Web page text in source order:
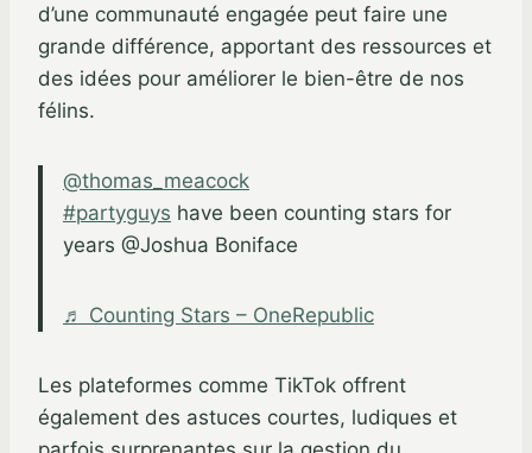
d’une communauté engagée peut faire une
grande différence, apportant des ressources et
des idées pour améliorer le bien-être de nos
félins.
@thomas_meacock
#partyguys have been counting stars for
years @Joshua Boniface
♬ Counting Stars – OneRepublic
Les plateformes comme TikTok offrent
également des astuces courtes, ludiques et